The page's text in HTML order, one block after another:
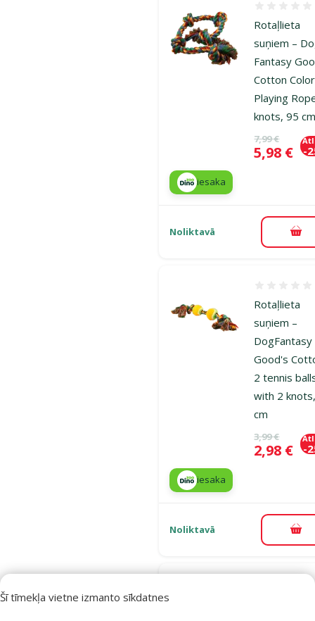
Šī tīmekļa vietne izmanto sīkdatnes
Rotaļlieta
suņiem –
Fantasy
Cotton
Playing
knots, 95
Oriģinālā
7,99 €
Cena
5,98 € -
iesaka
Noliktavā
Rotaļlieta
suņiem –
DogFantasy
Good's
2 tennis
with 2
cm
Oriģinālā
3,99 €
Cena
2,98 € -
iesaka
Noliktavā